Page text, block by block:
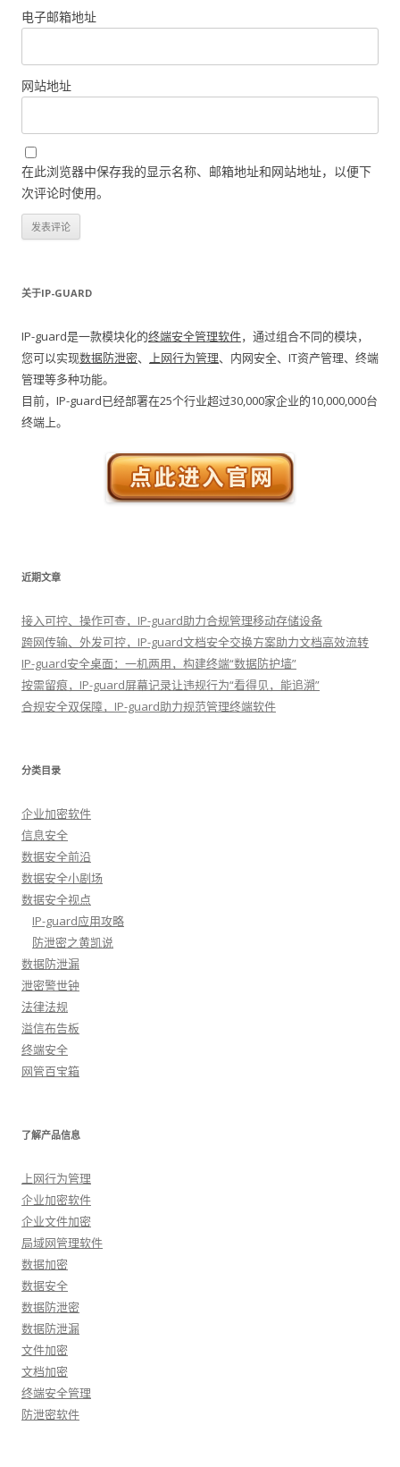
电子邮箱地址
网站地址
在此浏览器中保存我的显示名称、邮箱地址和网站地址，以便下
次评论时使用。
关于IP-GUARD
IP-guard是一款模块化的终端安全管理软件，通过组合不同的模块，
您可以实现数据防泄密、 上网行为管理、内网安全、IT资产管理、终端
管理等多种功能。
目前，IP-guard已经部署在25个行业超过30,000家企业的10,000,000台
终端上。
近期文章
接入可控、操作可查，IP-guard助力合规管理移动存储设备
跨网传输、外发可控，IP-guard文档安全交换方案助力文档高效流转
IP-guard安全桌面：一机两用，构建终端“数据防护墙”
按需留痕，IP-guard屏幕记录让违规行为“看得见，能追溯”
合规安全双保障，IP-guard助力规范管理终端软件
分类目录
企业加密软件
信息安全
数据安全前沿
数据安全小剧场
数据安全视点
IP-guard应用攻略
防泄密之黄凯说
数据防泄漏
泄密警世钟
法律法规
溢信布告板
终端安全
网管百宝箱
了解产品信息
上网行为管理
企业加密软件
企业文件加密
局域网管理软件
数据加密
数据安全
数据防泄密
数据防泄漏
文件加密
文档加密
终端安全管理
防泄密软件